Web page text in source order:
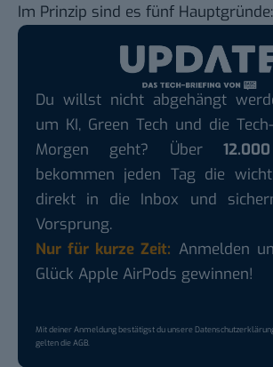
Im Prinzip sind es fünf Hauptgründe:
Du willst nicht abgehängt
um KI, Green Tech und die
Morgen geht? Über
bekommen jeden Tag die
direkt in die Inbox und
Vorsprung.
Nur für kurze Zeit: Anmelden
Glück Apple AirPods gewinnen!
Mit deiner Anmeldung bestätigst du unsere
gelten dieAGB.